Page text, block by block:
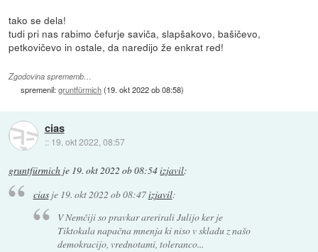
tako se dela!
tudi pri nas rabimo čefurje saviča, slapšakovo, bašičevo,
petkovičevo in ostale, da naredijo že enkrat red!
Zgodovina sprememb…
spremenil:gruntfürmich(19. okt 2022 ob 08:58)
cias
:: 19. okt 2022, 08:57
gruntfürmich je 19. okt 2022 ob 08:54izjavil:
ciasje 19. okt 2022 ob 08:47izjavil:
V Nemčiji so pravkar arerirali Julijo ker je
Tiktokala napačna mnenja ki niso v skladu z našo
demokracijo, vrednotami, toleranco...